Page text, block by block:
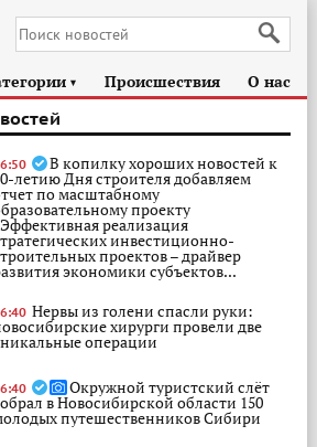
► Происшествия О нас
В копилку хороших новостей к
летию Дня строителя добавляем
по масштабному
проекту
реализация
инвестиционно-
проектов – драйвер
экономики субъектов...
Нервы из голени спасли руки:
хирурги провели две
операции
Окружной туристский слёт
в Новосибирской области 150
путешественников Сибири